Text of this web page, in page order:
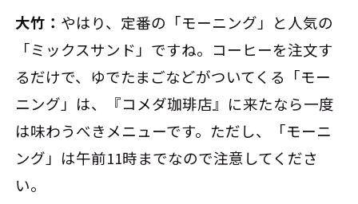
大竹： やはり、定番の「モーニング」と人気の
「ミックスサンド」ですね。コーヒーを注文す
るだけで、ゆでたまごなどがついてくる「モー
ニング」は、『コメダ珈琲店』に来たなら一度
は味わうべきメニューです。ただし、「モーニ
ング」は午前11時までなので注意してくださ
い。